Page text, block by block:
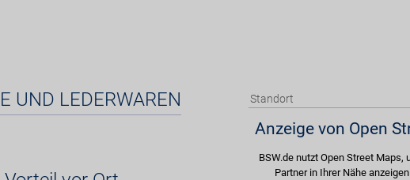
UND LEDERWAREN Standort
Anzeige von Open
BSW.de nutzt Open Street Maps,
Partner in Ihrer Nähe